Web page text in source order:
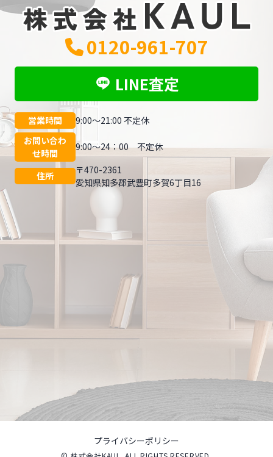
0120-961-707
LINE査定
営業時間
9:00～21:00 不定休
お問い合わ
せ時間
9:00～24：00 不定休
住所
〒470-2361
愛知県知多郡武豊町多賀6丁目16
プライバシーポリシー